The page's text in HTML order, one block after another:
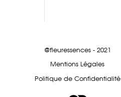
@fleuressences - 2021
Mentions Légales
Politique de Confidentialité